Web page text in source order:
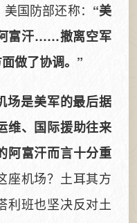
国防部还称： “美
富汗……撤离空军
做了协调。”
场是美军的最后据
维、国际援助往来
阿富汗而言十分重
座机场？土耳其方
利班也坚决反对土